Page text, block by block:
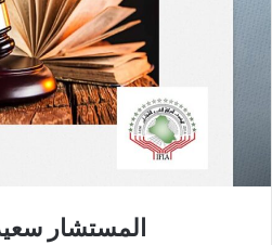
المستشار